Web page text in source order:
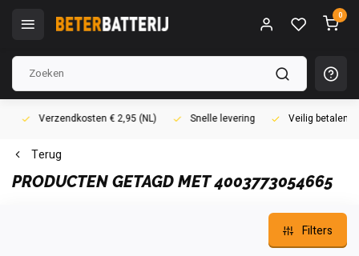
0
Verzendkosten € 2,95 (NL) Snelle levering Veilig betalen
Terug
PRODUCTEN GETAGD MET 4003773054665
Filters